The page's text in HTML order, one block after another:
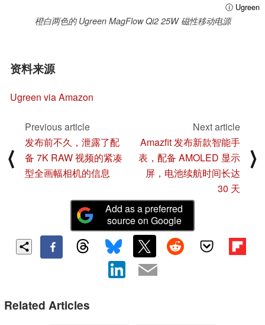
ⓘ Ugreen
橙白两色的 Ugreen MagFlow Qi2 25W 磁性移动电源
资料来源
Ugreen via Amazon
⟨
Previous article
发布前不久，泄露了配
备 7K RAW 视频的紧凑
型全画幅相机的信息
Next article
Amazfit 发布新款智能手
表，配备 AMOLED 显示
屏，电池续航时间长达
30 天
⟩
Add as a preferred
source on Google
Related Articles